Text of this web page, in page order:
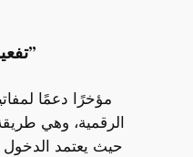
3. تفعيل ميزة “مفاتيح المرور”
الرقمية، وهي
حيث يعتمد